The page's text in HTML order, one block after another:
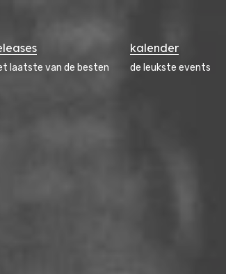
laatste van de besten
kalender
de leukste events